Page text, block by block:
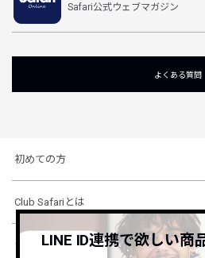
Safari公式ウェブマガジン
よくある質問
初めての方
Club Safariとは
ショッピングガイド
LINE ID連携で欲しい商